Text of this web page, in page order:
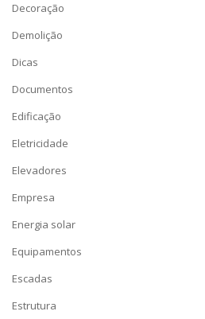
Decoração
Demolição
Dicas
Documentos
Edificação
Eletricidade
Elevadores
Empresa
Energia solar
Equipamentos
Escadas
Estrutura